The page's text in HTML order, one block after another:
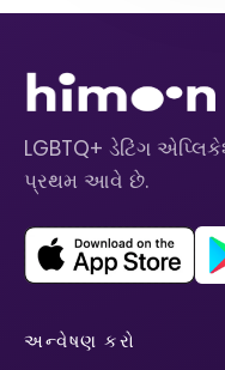
LGBTQ+ ડેટિંગ
પ્રથમ આવે છે.
અન્વેષણ કરો